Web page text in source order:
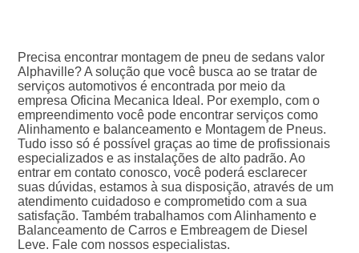
Precisa encontrar montagem de pneu de sedans valor
Alphaville? A solução que você busca ao se tratar de
serviços automotivos é encontrada por meio da
empresa Oficina Mecanica Ideal. Por exemplo, com o
empreendimento você pode encontrar serviços como
Alinhamento e balanceamento e Montagem de Pneus.
Tudo isso só é possível graças ao time de profissionais
especializados e as instalações de alto padrão. Ao
entrar em contato conosco, você poderá esclarecer
suas dúvidas, estamos à sua disposição, através de um
atendimento cuidadoso e comprometido com a sua
satisfação. Também trabalhamos com Alinhamento e
Balanceamento de Carros e Embreagem de Diesel
Leve. Fale com nossos especialistas.